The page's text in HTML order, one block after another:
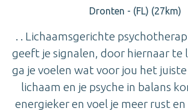
Dronten - (FL) (27km)
. . Lichaamsgerichte
geeft je signalen, door hiernaar te
ga je voelen wat voor jou het juiste
lichaam en je psyche in balans
energieker en voel je meer rust